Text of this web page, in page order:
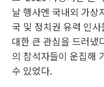
날 행사엔 국내외 가상
국 및 정치권 유력 인
대한 큰 관심을 드러냈
의 참석자들이 운집해
수 있었다.